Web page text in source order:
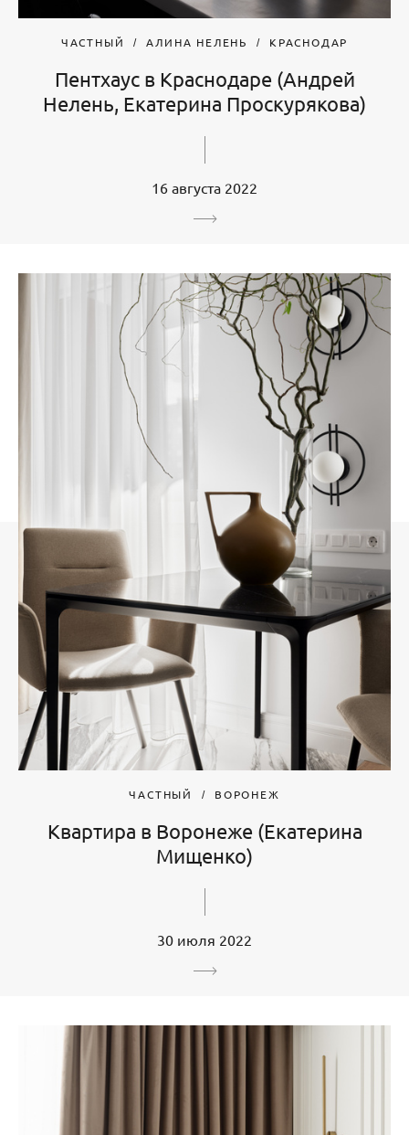
ЧАСТНЫЙ АЛИНА НЕЛЕНЬ КРАСНОДАР
Пентхаус в Краснодаре (Андрей
Нелень, Екатерина Проскурякова)
16 августа 2022
ЧАСТНЫЙ ВОРОНЕЖ
Квартира в Воронеже (Екатерина
Мищенко)
30 июля 2022